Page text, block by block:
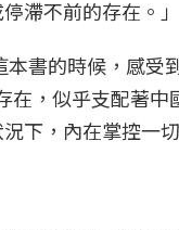
滯不前的存在。」
書的時候，感受
，似乎支配著
下，內在掌控一